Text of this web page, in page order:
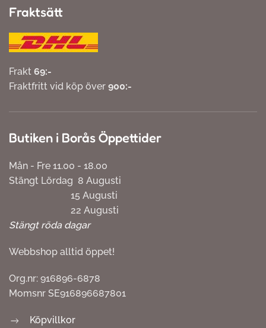
Fraktsätt
Frakt 69:-
Fraktfritt vid köp över 900:-
Butiken i Borås Öppettider
Mån - Fre 11.00 - 18.00
Stängt Lördag 8 Augusti
15 Augusti
22 Augusti
Stängt röda dagar
Webbshop alltid öppet!
Org.nr: 916896-6878
Momsnr SE916896687801
Köpvillkor